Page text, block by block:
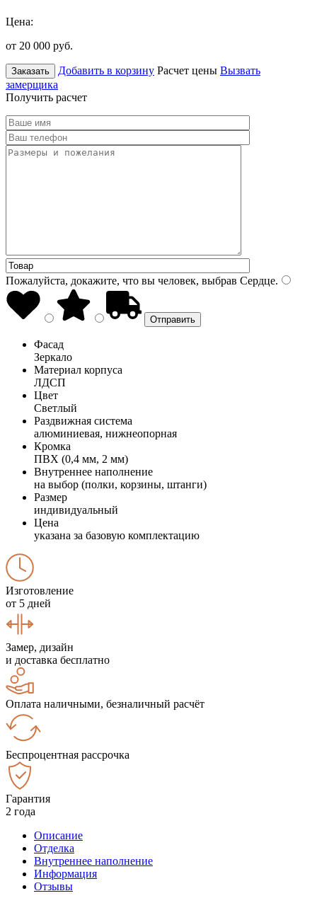
Цена:
от 20 000 руб.
Заказать Добавить в корзину Расчет цены Вызвать
замерщика
Получить расчет
Пожалуйста, докажите, что вы человек, выбрав Сердце.
Фасад
Зеркало
Материал корпуса
ЛДСП
Цвет
Светлый
Раздвижная система
алюминиевая, нижнеопорная
Кромка
ПВХ (0,4 мм, 2 мм)
Внутреннее наполнение
на выбор (полки, корзины, штанги)
Размер
индивидуальный
Цена
указана за базовую комплектацию
Изготовление
от 5 дней
Замер, дизайн
и доставка бесплатно
Оплата наличными, безналичный расчёт
Беспроцентная рассрочка
Гарантия
2 года
Описание
Отделка
Внутреннее наполнение
Информация
Отзывы